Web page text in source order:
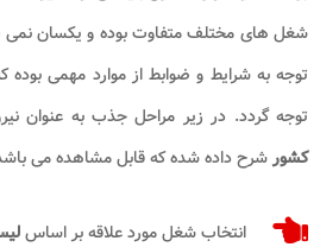
شغل های مختلف متفاوت بوده و یکسان نمی
توجه به شرایط و ضوابط از موارد مهمی بوده
توجه گردد. در زیر مراحل جذب به عنوان
کشورشرح داده شده که قابل مشاهده می
انتخاب شغل مورد علاقه بر اساس